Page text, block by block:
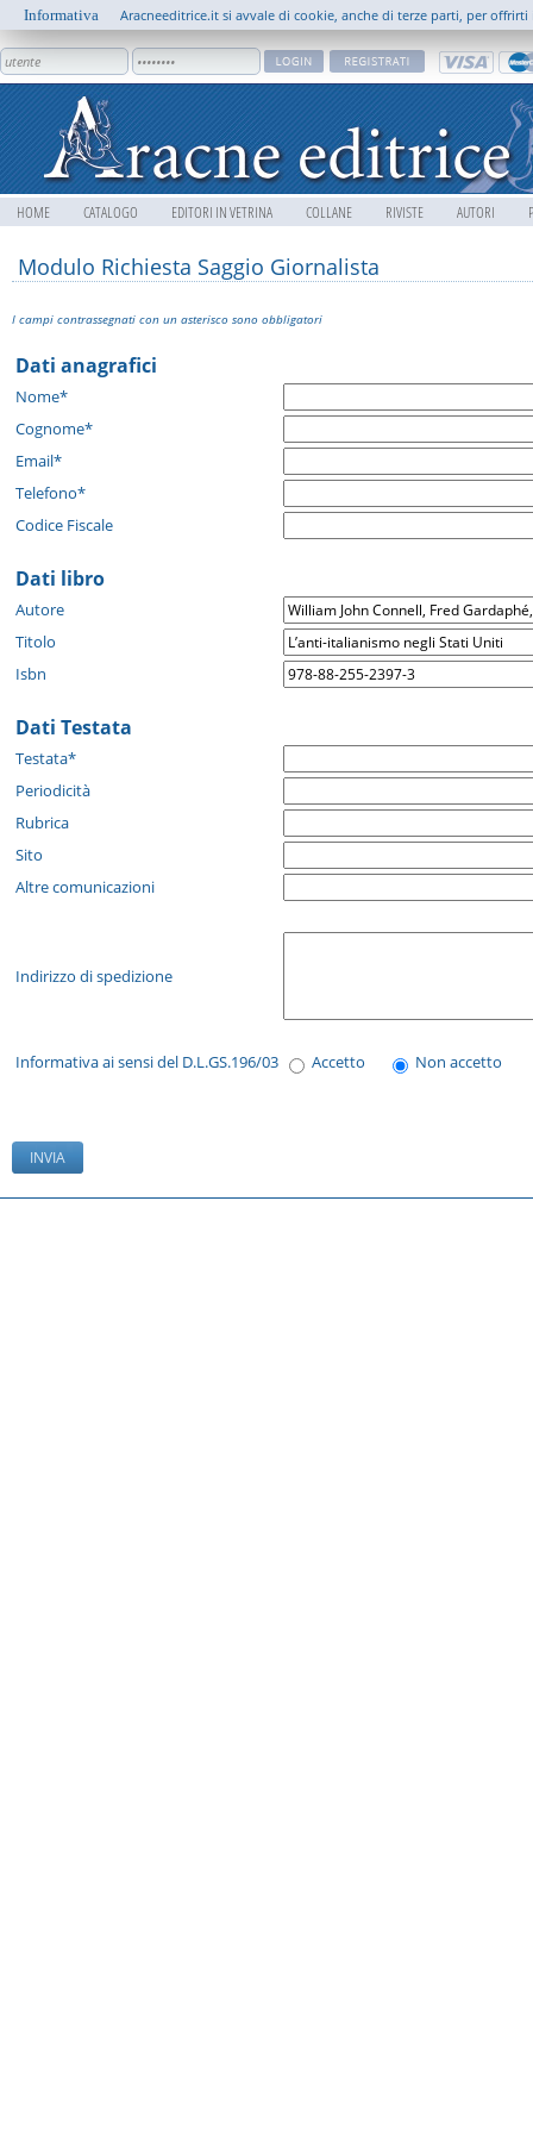
HOME CATALOGO EDITORI IN VETRINA COLLANE RIVISTE AUTORI
Modulo Richiesta Saggio Giornalista
I campi contrassegnati con un asterisco sono obbligatori
Dati anagrafici
Nome*
Cognome*
Email*
Telefono*
Codice Fiscale
Dati libro
Autore
Titolo
Isbn
Dati Testata
Testata*
Periodicità
Rubrica
Sito
Altre comunicazioni
Indirizzo di spedizione
Informativa ai sensi del D.L.GS.196/03 Accetto Non accetto
Informativa Aracneeditrice.it si avvale di cookie, anche di terze parti, per